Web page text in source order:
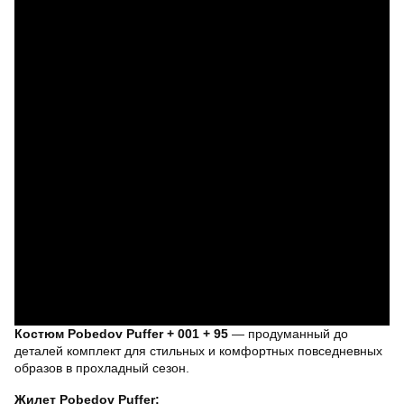
Костюм Pobedov Puffer + 001 + 95 — продуманный до
деталей комплект для стильных и комфортных повседневных
образов в прохладный сезон.
Жилет Pobedov Puffer: